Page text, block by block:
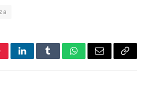
LinkedInTumblrWhatsApp
Email Copy